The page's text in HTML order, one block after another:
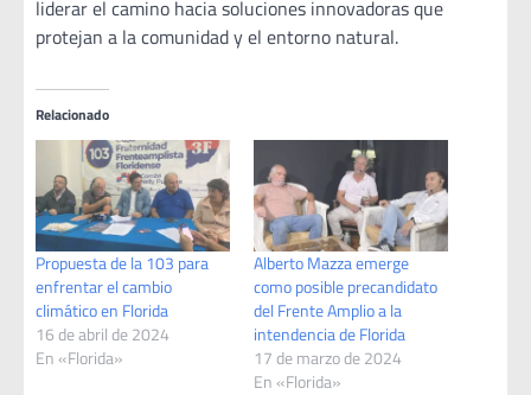
liderar el camino hacia soluciones innovadoras que
protejan a la comunidad y el entorno natural.
Relacionado
Propuesta de la 103 para
enfrentar el cambio
climático en Florida
16 de abril de 2024
En «Florida»
Alberto Mazza emerge
como posible precandidato
del Frente Amplio a la
intendencia de Florida
17 de marzo de 2024
En «Florida»